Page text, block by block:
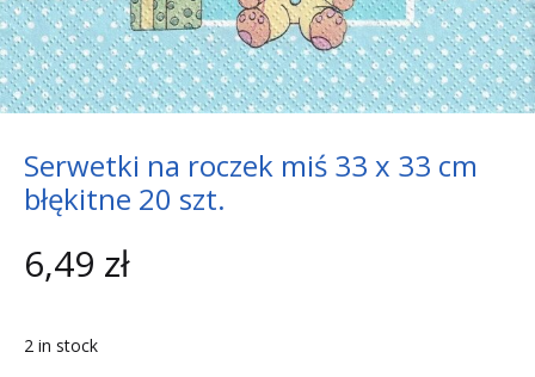
Serwetki na roczek miś 33 x 33 cm
błękitne 20 szt.
6,49 zł
2 in stock